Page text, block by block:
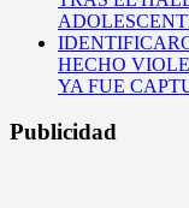
HECHO
YA FUE
Publicidad